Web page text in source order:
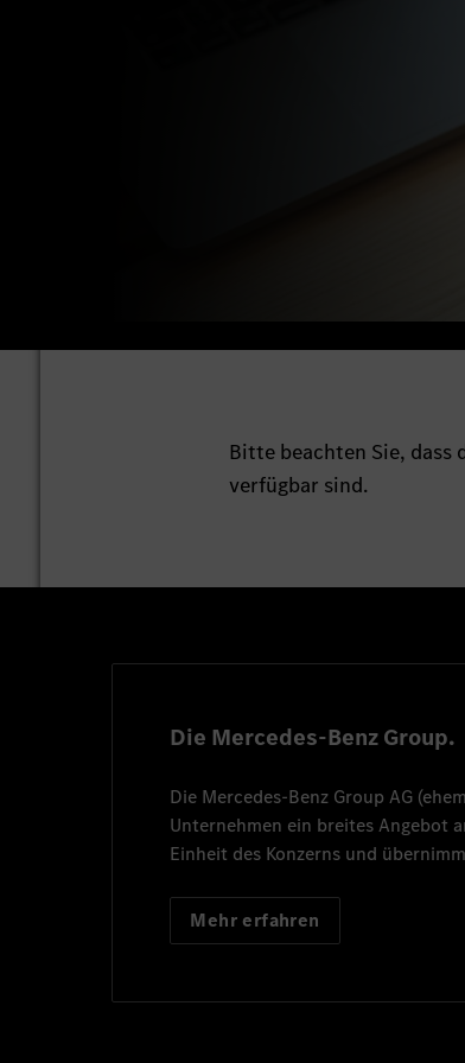
Bitte beachten Sie,
verfügbar sind.
Die Mercedes-Benz Group.
Die Mercedes-Benz Group AG
Unternehmen ein breites Angebot
Einheit des Konzerns und
Mehr erfahren